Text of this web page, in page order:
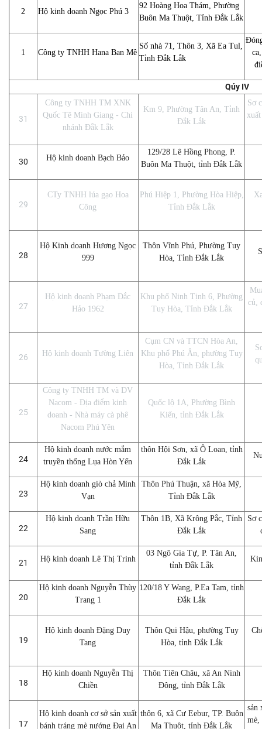
2 Hộ kinh doanh Ngọc Phú 3
92 Hoàng Hoa Thám, Phường
Buôn Ma Thuột, Tỉnh Đắk Lắk
1 Công ty TNHH Hana Ban Mê
Số nhà 71, Thôn 3, Xã Ea Tul,
Tỉnh Đắk Lắk
Qúy IV
31
Công ty TNHH TM XNK
Quốc Tê Minh Giang - Chi
nhánh Đắk Lắk
Km 9, Phường Tân An, Tỉnh
Đắk Lắk
Sơ
30 Hộ kinh doanh Bạch Bảo
129/28 Lê Hồng Phong, P.
Buôn Ma Thuột, tỉnh Đắk Lắk
29
CTy TNHH lúa gạo Hoa
Công
Phú Hiệp 1, Phường Hòa Hiệp,
Tỉnh Đắk Lắk
28
Hộ Kinh doanh Hương Ngọc
999
Thôn Vĩnh Phú, Phường Tuy
Hòa, Tỉnh Đắk Lắk
27
Hộ kinh doanh Phạm Đắc
Hảo 1962
Khu phố Ninh Tịnh 6, Phường
Tuy Hòa, Tỉnh Đắk Lắk
củ,
26 Hộ kinh doanh Tường Liên
Cụm CN và TTCN Hòa An,
Khu phố Phú Ân, phường Tuy
Hòa, Tỉnh Đắk Lắk
25
Công ty TNHH TM và DV
Nacom - Địa điểm kinh
doanh - Nhà máy cà phê
Nacom Phú Yên
Quốc lộ 1A, Phường Bình
Kiến, tỉnh Đắk Lắk
24
Hộ kinh doanh nước mắm
truyền thống Lụa Hòn Yến
thôn Hội Sơn, xã Ô Loan, tỉnh
Đắk Lắk
23
Hộ kinh doanh giò chả Minh
Vạn
Thôn Phú Thuận, xã Hòa Mỹ,
Tỉnh Đắk Lắk
22
Hộ kinh doanh Trần Hữu
Sang
Thôn 1B, Xã Krông Pắc, Tỉnh
Đắk Lắk
Sơ
21 Hộ kinh doanh Lê Thị Trinh
03 Ngô Gia Tự, P. Tân An,
tỉnh Đắk Lắk
20
Hộ kinh doanh Nguyễn Thùy
Trang 1
120/18 Y Wang, P.Ea Tam, tỉnh
Đắk Lắk
19
Hộ kinh doanh Đặng Duy
Tang
Thôn Qui Hậu, phường Tuy
Hòa, tỉnh Đắk Lắk
18
Hộ kinh doanh Nguyễn Thị
Chiền
Thôn Tiên Châu, xã An Ninh
Đông, tỉnh Đắk Lắk
17
Hộ kinh doanh cơ sở sản xuất
bánh tráng mè nướng Đại An
thôn 6, xã Cư Eebur, TP. Buôn
Ma Thuột, tỉnh Đắk Lắk
sản
mè,